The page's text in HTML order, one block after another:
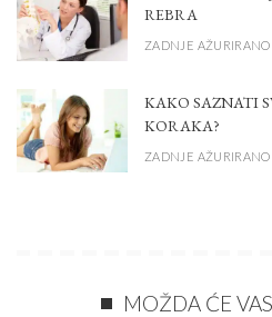
REBRA
ZADNJE AŽURIRANO
KAKO SAZNATI
KORAKA?
ZADNJE AŽURIRANO
MOŽDA ĆE